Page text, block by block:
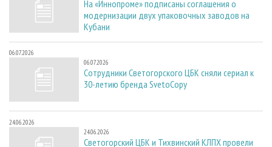
На «Иннопроме» подписаны соглашения о
модернизации двух упаковочных заводов на
Кубани
06.07.2026
06.07.2026
Сотрудники Светогорского ЦБК сняли сериал к
30-летию бренда SvetoCopy
24.06.2026
24.06.2026
Светогорский ЦБК и Тихвинский КЛПХ провели